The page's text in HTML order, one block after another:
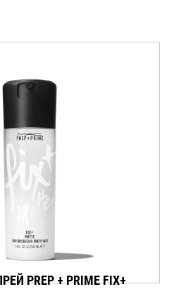
PREP + PRIME FIX+